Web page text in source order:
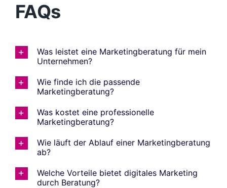
FAQs
Was leistet eine Marketingberatung für mein
Unternehmen?
Wie finde ich die passende
Marketingberatung?
Was kostet eine professionelle
Marketingberatung?
Wie läuft der Ablauf einer Marketingberatung
ab?
Welche Vorteile bietet digitales Marketing
durch Beratung?